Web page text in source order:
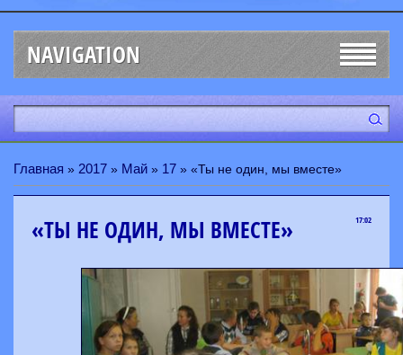
NAVIGATION
Главная » 2017 » Май » 17 » «Ты не один, мы вместе»
17:02
«ТЫ НЕ ОДИН, МЫ ВМЕСТЕ»